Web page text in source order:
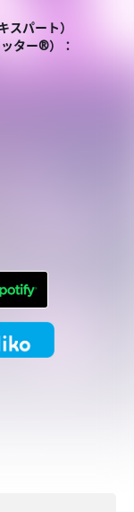
スパート）
ター®）：